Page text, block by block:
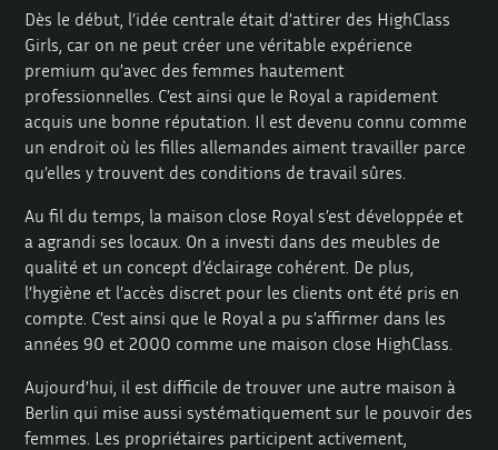
Dès le début, l’idée centrale était d’attirer des HighClass
Girls, car on ne peut créer une véritable expérience
premium qu’avec des femmes hautement
professionnelles. C’est ainsi que le Royal a rapidement
acquis une bonne réputation. Il est devenu connu comme
un endroit où les filles allemandes aiment travailler parce
qu’elles y trouvent des conditions de travail sûres.
Au fil du temps, la maison close Royal s’est développée et
a agrandi ses locaux. On a investi dans des meubles de
qualité et un concept d’éclairage cohérent. De plus,
l’hygiène et l’accès discret pour les clients ont été pris en
compte. C’est ainsi que le Royal a pu s’affirmer dans les
années 90 et 2000 comme une maison close HighClass.
Aujourd’hui, il est difficile de trouver une autre maison à
Berlin qui mise aussi systématiquement sur le pouvoir des
femmes. Les propriétaires participent activement,